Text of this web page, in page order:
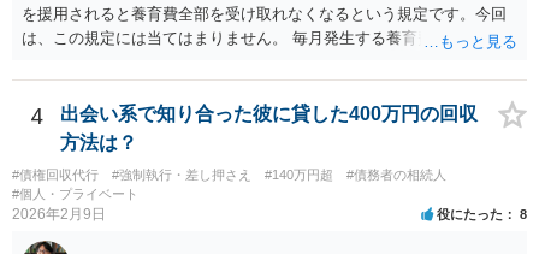
を援用されると養育費全部を受け取れなくなるという規定です。今回
は、この規定には当てはまりません。 毎月発生する養育費債権の方は
により、５年で時効にかかります。 ２） 強制執行により時効は中断
（更新）されるので、その時点で時効未完成のもののみ受け取れま
す。 ３） 請求できなくなる理由はないと思います。ただ、額としては
大きくならないとは思います。 ４） 援用が認められれば、時効が完成
していた債権は、起算日にさかのぼって消滅します（民法１４４
条）。（「強制執行債権」が何を指すかが分かりません。時効にかか
4
出会い系で知り合った彼に貸した400万円の回収
方法は？
#債権回収代行 #強制執行・差し押さえ #140万円超
#債務者の相続人
#個人・プライベート
2026年2月9日 役にたった 8